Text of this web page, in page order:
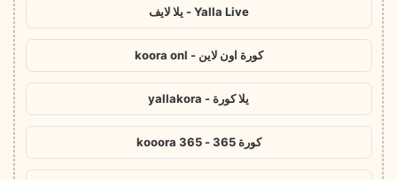
Yalla Live - يلا لايف
كورة اون لاين - koora onl
يلا كورة - yallakora
كورة 365 - kooora 365